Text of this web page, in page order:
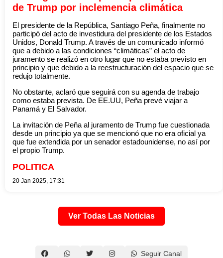
de Trump por inclemencia climática
El presidente de la República, Santiago Peña, finalmente no
participó del acto de investidura del presidente de los Estados
Unidos, Donald Trump. A través de un comunicado informó
que a debido a las condiciones “climáticas” el acto de
juramento se realizó en otro lugar que no estaba previsto en
principio y que debido a la reestructuración del espacio que se
redujo totalmente.
No obstante, aclaró que seguirá con su agenda de trabajo
como estaba prevista. De EE.UU, Peña prevé viajar a
Panamá y El Salvador.
La invitación de Peña al juramento de Trump fue cuestionada
desde un principio ya que se mencionó que no era oficial ya
que fue extendida por un senador estadounidense, no así por
el propio Trump.
POLITICA
20 Jan 2025, 17:31
Ver Todas Las Noticias
Seguir Canal